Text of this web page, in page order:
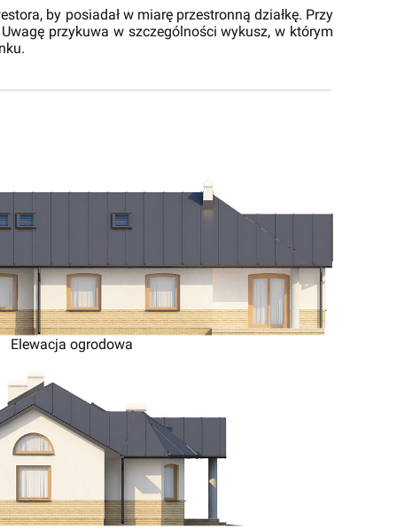
by posiadał w miarę przestronną działkę. Przy
przykuwa w szczególności wykusz, w którym
Elewacja ogrodowa